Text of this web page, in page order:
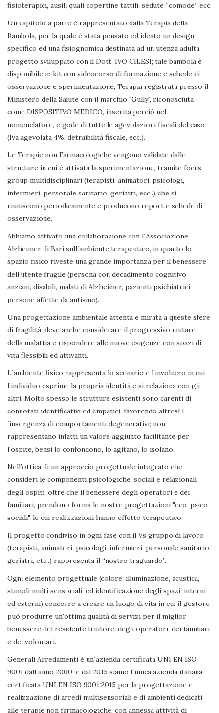
fisioterapici, ausili quali copertine tattili, sedute “comode” ecc.
Un capitolo a parte è rappresentato dalla Terapia della
Bambola, per la quale è stata pensato ed ideato un design
specifico ed una fisiognomica destinata ad un utenza adulta,
progetto sviluppato con il Dott. IVO CILESI; tale bambola è
disponibile in kit con videocorso di formazione e schede di
osservazione e sperimentazione, Terapia registrata presso il
Ministero della Salute con il marchio "Gully", riconosciuta
come DISPOSITIVO MEDICO, inserita perciò nel
nomenclatore, e gode di tutte le agevolazioni fiscali del caso
(Iva agevolata 4%, detraibilità fiscale, ecc.).
Le Terapie non Farmacologiche vengono validate dalle
strutture in cui è attivata la sperimentazione, tramite focus
group multidisciplinari (terapisti, animatori, psicologi,
infermieri, personale sanitario, geriatri, ecc..) che si
riuniscono periodicamente e producono report e schede di
osservazione.
Abbiamo attivato una collaborazione con l´Associazione
Alzheimer di Bari sull´ambiente terapeutico, in quanto lo
spazio fisico riveste una grande importanza per il benessere
dell’utente fragile (persona con decadimento cognitivo,
anziani, disabili, malati di Alzheimer, pazienti psichiatrici,
persone affette da autismo).
Una progettazione ambientale attenta e mirata a queste sfere
di fragilità, deve anche considerare il progressivo mutare
della malattia e rispondere alle nuove esigenze con spazi di
vita flessibili ed attivanti.
L´ambiente fisico rappresenta lo scenario e l’involucro in cui
l’individuo esprime la propria identità e si relaziona con gli
altri. Molto spesso le strutture esistenti sono carenti di
connotati identificativi ed empatici, favorendo altresì l
´insorgenza di comportamenti degenerativi; non
rappresentano infatti un valore aggiunto facilitante per
l’ospite, bensì lo confondono, lo agitano, lo isolano.
Nell’ottica di un approccio progettuale integrato che
consideri le componenti psicologiche, sociali e relazionali
degli ospiti, oltre che il benessere degli operatori e dei
familiari, prendono forma le nostre progettazioni "eco-psico-
sociali", le cui realizzazioni hanno effetto terapeutico.
Il progetto condiviso in ogni fase con il Vs gruppo di lavoro
(terapisti, animatori, psicologi, infermieri, personale sanitario,
geriatri, etc..) rappresenta il “nostro traguardo”.
Ogni elemento progettuale (colore, illuminazione, acustica,
stimoli multi sensoriali, ed identificazione degli spazi, interni
ed esterni) concorre a creare un luogo di vita in cui il gestore
può produrre un'ottima qualità di servizi per il miglior
benessere del residente fruitore, degli operatori, dei familiari
e dei volontari.
Generali Arredamenti è un´azienda certificata UNI EN ISO
9001 dall´anno 2000, e dal 2015 siamo l´unica azienda italiana
certificata UNI EN ISO 9001:2015 per la progettazione e
realizzazione di arredi multisensoriali e di ambienti dedicati
alle terapie non farmacologiche, con annessa attività di